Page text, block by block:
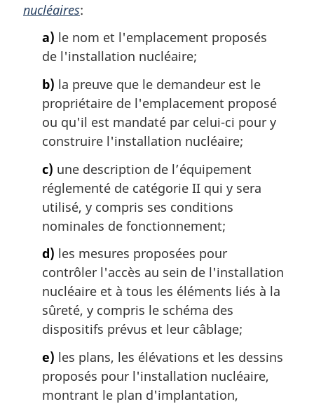
nucléaires:
a) le nom et l'emplacement proposés
de l'installation nucléaire;
b) la preuve que le demandeur est le
propriétaire de l'emplacement proposé
ou qu'il est mandaté par celui-ci pour y
construire l'installation nucléaire;
c) une description de l’équipement
réglementé de catégorie II qui y sera
utilisé, y compris ses conditions
nominales de fonctionnement;
d) les mesures proposées pour
contrôler l'accès au sein de l'installation
nucléaire et à tous les éléments liés à la
sûreté, y compris le schéma des
dispositifs prévus et leur câblage;
e) les plans, les élévations et les dessins
proposés pour l'installation nucléaire,
montrant le plan d'implantation,